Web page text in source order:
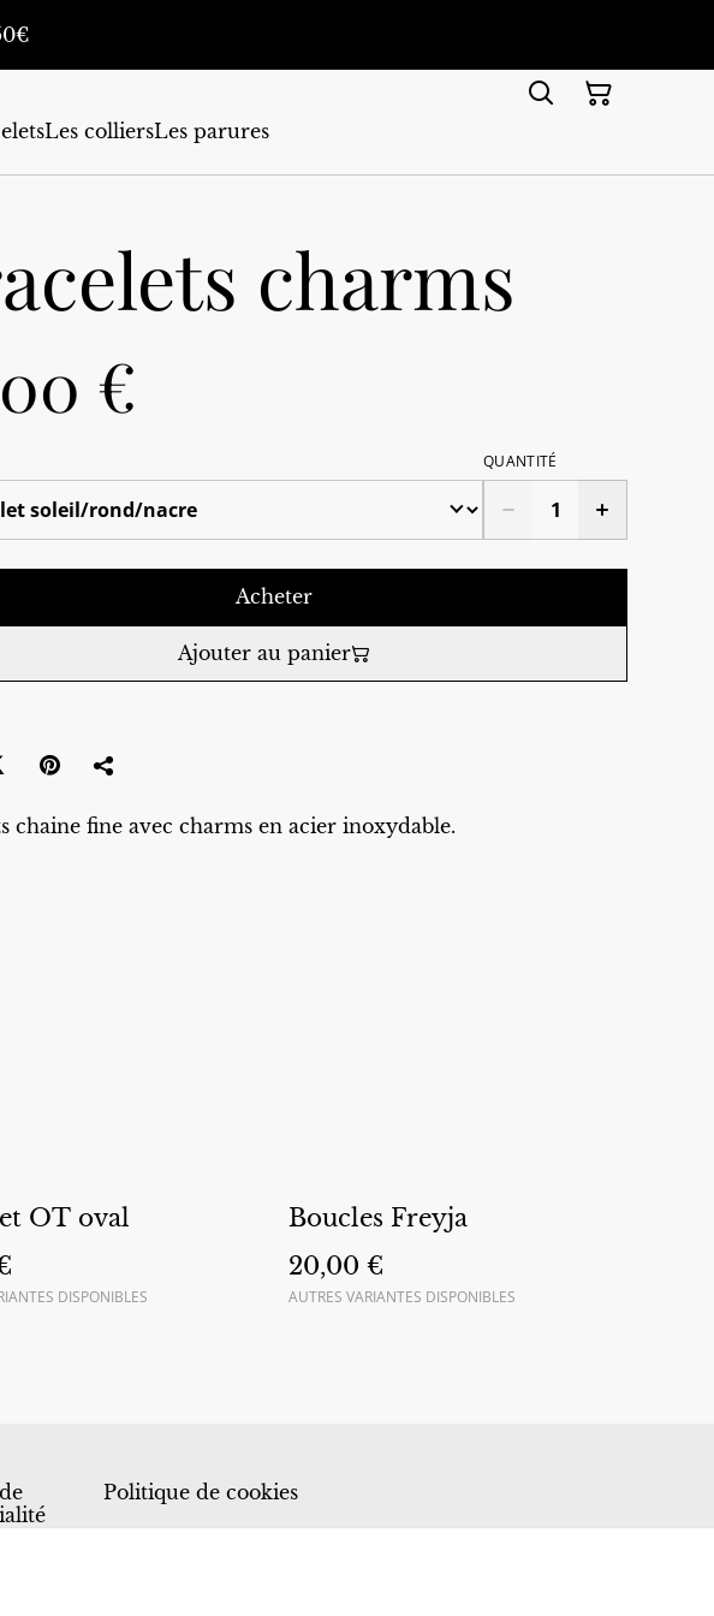
Les colliersLes parures
charms
€
QUANTITÉ
Acheter
Ajouter au panier
chaine fine avec charms en acier inoxydable.
OT oval
DISPONIBLES
Boucles Freyja
20,00 €
AUTRES VARIANTES DISPONIBLES
Politique de cookies